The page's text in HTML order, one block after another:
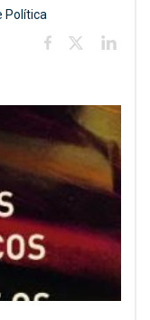
Política